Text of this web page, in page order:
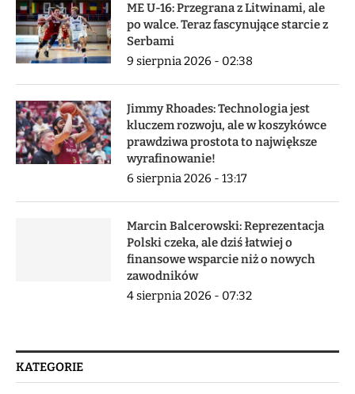
ME U-16: Przegrana z Litwinami, ale
po walce. Teraz fascynujące starcie z
Serbami
9 sierpnia 2026 - 02:38
Jimmy Rhoades: Technologia jest
kluczem rozwoju, ale w koszykówce
prawdziwa prostota to największe
wyrafinowanie!
6 sierpnia 2026 - 13:17
Marcin Balcerowski: Reprezentacja
Polski czeka, ale dziś łatwiej o
finansowe wsparcie niż o nowych
zawodników
4 sierpnia 2026 - 07:32
KATEGORIE